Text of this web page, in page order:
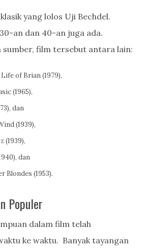
yang lolos Uji Bechdel.
an dan 40-an juga ada.
sumber, film tersebut antara lain:
of Brian (1979),
(1965),
dan
(1939),
(1939),
dan
Blondes (1953).
Populer
dalam film telah
ke waktu. Banyak tayangan